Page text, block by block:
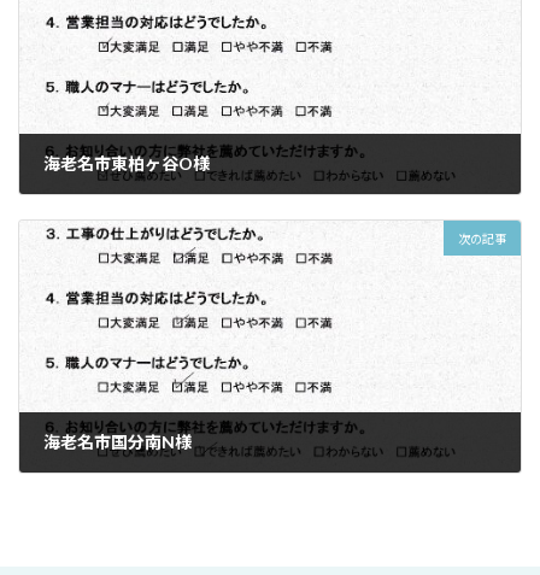
海老名市東柏ヶ谷O様
次の記事
海老名市国分南N様